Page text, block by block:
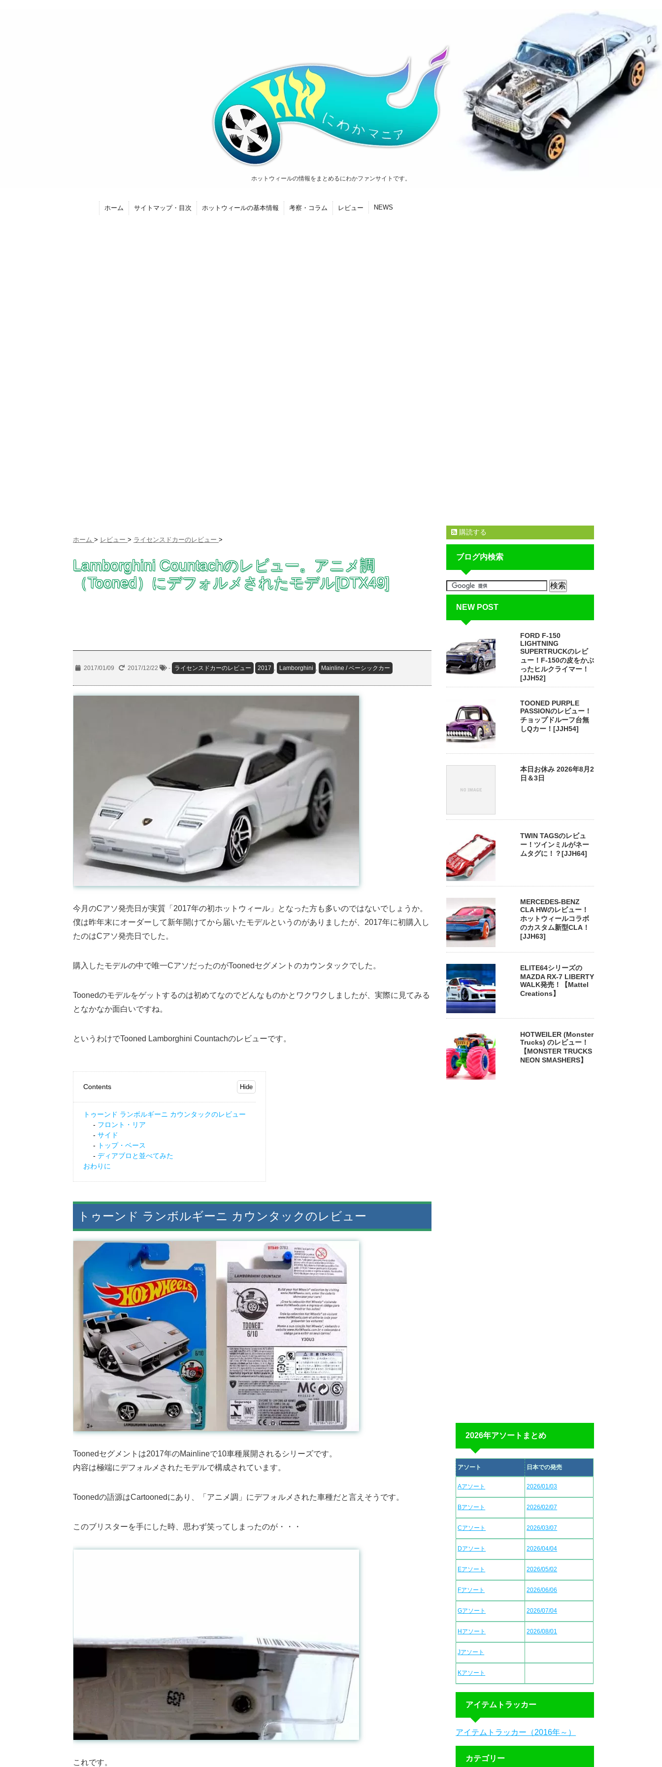
ホットウィールの情報をまとめるにわかファンサイトです。
ホーム サイトマップ・目次 ホットウィールの基本情報 考察・コラム レビュー NEWS
ホーム > レビュー > ライセンスドカーのレビュー >
Lamborghini Countachのレビュー。アニメ調
（Tooned）にデフォルメされたモデル[DTX49]
2017/01/09 2017/12/22 - ライセンスドカーのレビュー 2017 , Lamborghini , Mainline / ベーシックカー
今月のCアソ発売日が実質「2017年の初ホットウィール」となった方も多いのではないでしょうか。
僕は昨年末にオーダーして新年開けてから届いたモデルというのがありましたが、2017年に初購入し
たのはCアソ発売日でした。
購入したモデルの中で唯一CアソだったのがToonedセグメントのカウンタックでした。
Toonedのモデルをゲットするのは初めてなのでどんなものかとワクワクしましたが、実際に見てみる
となかなか面白いですね。
というわけでTooned Lamborghini Countachのレビューです。
Contents
トゥーンド ランボルギーニ カウンタックのレビュー
フロント・リア
サイド
トップ・ベース
ディアブロと並べてみた
おわりに
トゥーンド ランボルギーニ カウンタックのレビュー
Toonedセグメントは2017年のMainlineで10車種展開されるシリーズです。
内容は極端にデフォルメされたモデルで構成されています。
Toonedの語源はCartoonedにあり、「アニメ調」にデフォルメされた車種だと言えそうです。
このブリスターを手にした時、思わず笑ってしまったのが・・・
これです。
購読する
ブログ内検索
NEW POST
FORD F-150
LIGHTNING
SUPERTRUCKのレビ
ュー！F-150の皮をかぶ
ったヒルクライマー！
[JJH52]
TOONED PURPLE
PASSIONのレビュー！
チョップドルーフ台無
しQカー！[JJH54]
本日お休み 2026年8月2
日＆3日
TWIN TAGSのレビュ
ー！ツインミルがネー
ムタグに！？[JJH64]
MERCEDES-BENZ
CLA HWのレビュー！
ホットウィールコラボ
のカスタム新型CLA！
[JJH63]
ELITE64シリーズの
MAZDA RX-7 LIBERTY
WALK発売！【Mattel
Creations】
HOTWEILER (Monster
Trucks) のレビュー！
【MONSTER TRUCKS
NEON SMASHERS】
2026年アソートまとめ
アソート 日本での発売
Aアソート 2026/01/03
Bアソート 2026/02/07
Cアソート 2026/03/07
Dアソート 2026/04/04
Eアソート 2026/05/02
Fアソート 2026/06/06
Gアソート 2026/07/04
Hアソート 2026/08/01
Jアソート
Kアソート
アイテムトラッカー
アイテムトラッカー（2016年～）
カテゴリー